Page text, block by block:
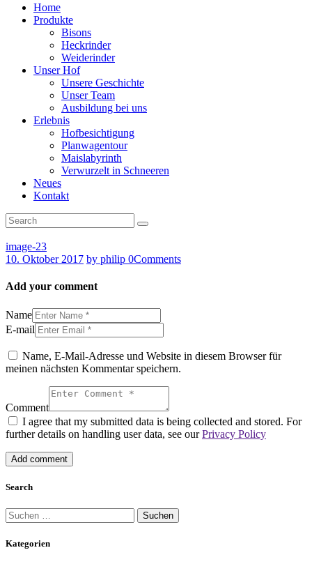
Home
Produkte
Bisons
Heckrinder
Weiderinder
Unser Hof
Unsere Geschichte
Unser Team
Ausbildung bei uns
Erlebnis
Hofbesichtigung
Planwagentour
Maislabyrinth
Verwurzelt in Schneeren
Neues
Kontakt
image-23
10. Oktober 2017 by philip 0Comments
Add your comment
Name
E-mail
Name, E-Mail-Adresse und Website in diesem Browser für
meinen nächsten Kommentar speichern.
Comment
I agree that my submitted data is being collected and stored. For
further details on handling user data, see ourPrivacy Policy
Search
Suchen
nach:
Kategorien